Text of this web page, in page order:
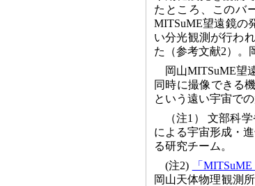
たところ、このバ
MITSuME望遠鏡の
い分光観測が行わ
た（参考文献2）。
岡山MITSuME望
同時に撮像できる
という遠い宇宙で
（注1） 文部科
による宇宙形成・
る研究チーム。
(注2)
「
岡山天体物理観測